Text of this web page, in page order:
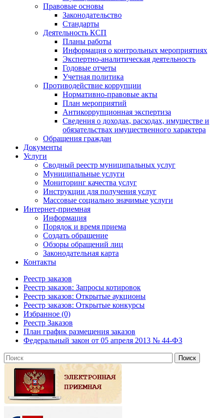
Правовые основы
Законодательство
Стандарты
Деятельность КСП
Планы работы
Информация о контрольных мероприятиях
Экспертно-аналитическая деятельность
Годовые отчеты
Учетная политика
Противодействие коррупции
Нормативно-правовые акты
План мероприятий
Антикоррупционная экспертиза
Сведения о доходах, расходах, имуществе и
обязательствах имущественного характера
Обращения граждан
Документы
Услуги
Сводный реестр муниципальных услуг
Муниципальные услуги
Мониторинг качества услуг
Инструкции для получения услуг
Массовые социально значимые услуги
Интернет-приемная
Информация
Порядок и время приема
Создать обращение
Обзоры обращений лиц
Законодательная карта
Контакты
Реестр заказов
Реестр заказов: Запросы котировок
Реестр заказов: Открытые аукционы
Реестр заказов: Открытые конкурсы
Избранное (0)
Реестр Заказов
План график размещения заказов
Федеральный закон от 05 апреля 2013 № 44-ФЗ